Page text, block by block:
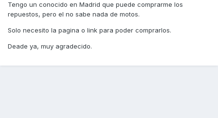
Tengo un conocido en Madrid que puede comprarme los
repuestos, pero el no sabe nada de motos.
Solo necesito la pagina o link para poder comprarlos.
Deade ya, muy agradecido.